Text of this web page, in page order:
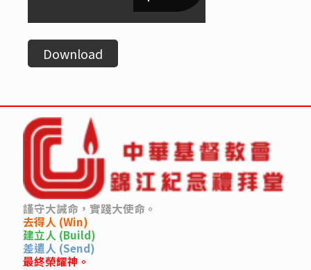
Download
謹守大誡命，實踐大使命。
去得人 (Win)
建立人 (Build)
差遣人 (Send)
最終榮耀神。